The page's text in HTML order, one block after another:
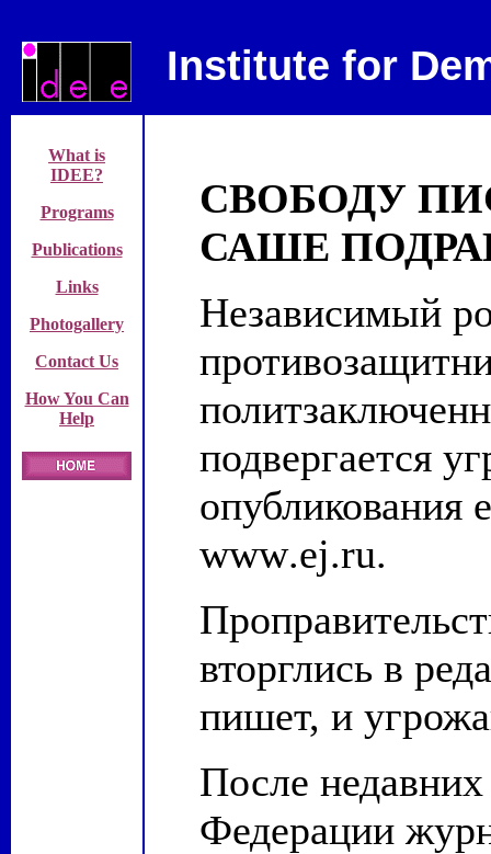
Institute for
What is
IDEE?
Programs
Publications
Links
Photogallery
Contact Us
How You Can
Help
СВОБОДУ
САШЕ
Независимый
подвергается
опубликования
www.ej.ru.
вторглись в
пишет, и
После
Федерации